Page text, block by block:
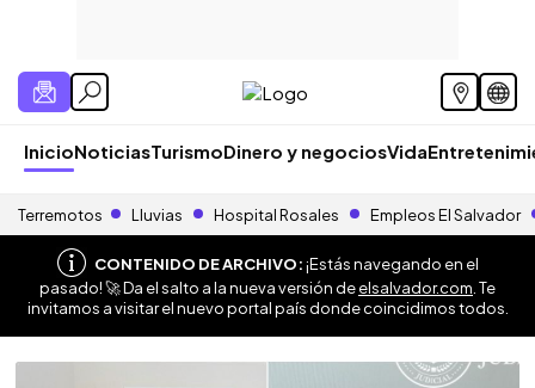
InicioNoticiasTurismoDinero y negociosVida
Terremotos Lluvias Hospital Rosales Empleos El Salvador
CONTENIDO DE ARCHIVO:¡Estás navegando en el
pasado! 🚀 Da el salto a la nueva versión deelsalvador.com . Te
invitamos a visitar el nuevo portal país donde coincidimos todos.